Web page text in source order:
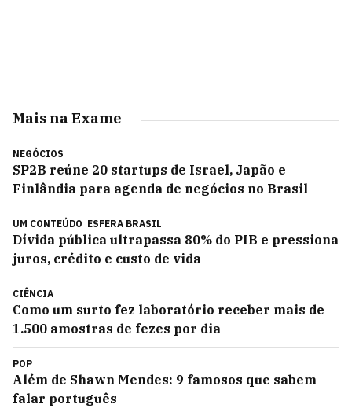
Mais na Exame
NEGÓCIOS
SP2B reúne 20 startups de Israel, Japão e
Finlândia para agenda de negócios no Brasil
UM CONTEÚDO ESFERA BRASIL
Dívida pública ultrapassa 80% do PIB e pressiona
juros, crédito e custo de vida
CIÊNCIA
Como um surto fez laboratório receber mais de
1.500 amostras de fezes por dia
POP
Além de Shawn Mendes: 9 famosos que sabem
falar português